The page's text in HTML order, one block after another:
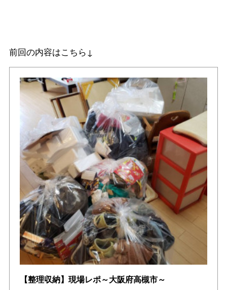
前回の内容はこちら↓
【整理収納】現場レポ～大阪府高槻市～